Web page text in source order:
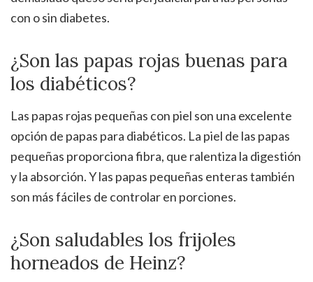
con o sin diabetes.
¿Son las papas rojas buenas para
los diabéticos?
Las papas rojas pequeñas con piel son una excelente
opción de papas para diabéticos. La piel de las papas
pequeñas proporciona fibra, que ralentiza la digestión
y la absorción. Y las papas pequeñas enteras también
son más fáciles de controlar en porciones.
¿Son saludables los frijoles
horneados de Heinz?